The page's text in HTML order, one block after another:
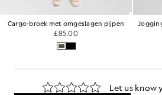
Joggingbroek van katoen voor dagelijks gebruik
£70.00